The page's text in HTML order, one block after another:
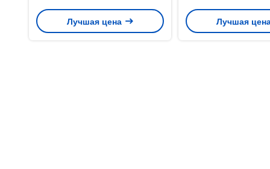
профессиональных нитей
режущих инструментов,
Лучшая цена
отклоняемость от
яркую поверхность
Лучшая